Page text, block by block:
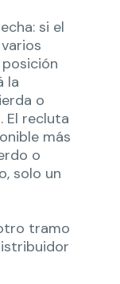
si el
la
o
El recluta
más
o
solo un
tramo